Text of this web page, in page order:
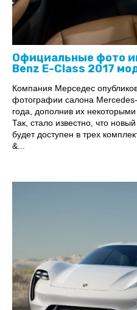
Официальные фото
Benz E-Class 2017
Компания Мерседес
фотографии салона
года, дополнив их
Так, стало известно, что
будет доступен в трех
&...